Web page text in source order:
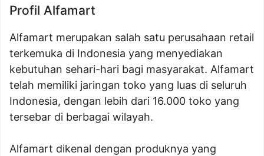
Profil Alfamart
Alfamart merupakan salah satu perusahaan retail
terkemuka di Indonesia yang menyediakan
kebutuhan sehari-hari bagi masyarakat. Alfamart
telah memiliki jaringan toko yang luas di seluruh
Indonesia, dengan lebih dari 16.000 toko yang
tersebar di berbagai wilayah.
Alfamart dikenal dengan produknya yang